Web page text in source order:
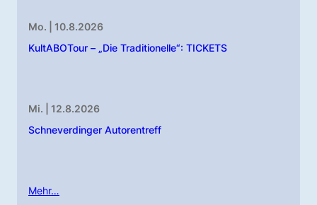
Mo. | 10.8.2026
KultABOTour – „Die Traditionelle“: TICKETS
Mi. | 12.8.2026
Schneverdinger Autorentreff
Mehr…